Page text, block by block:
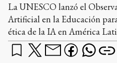
La UNESCO lanzó el
Artificial en la Educación
ética de la IA en América